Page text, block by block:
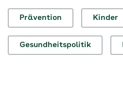
Prävention Kinder
Gesundheitspolitik